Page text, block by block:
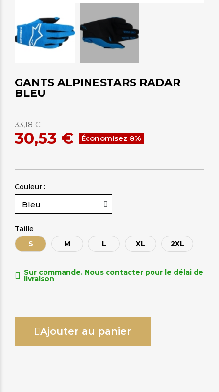
GANTS ALPINESTARS RADAR
BLEU
33,18 €
30,53 € Économisez 8%
Couleur :
Taille
S
M L XL 2XL
Sur commande. Nous contacter pour le délai de
livraison
Ajouter au panier